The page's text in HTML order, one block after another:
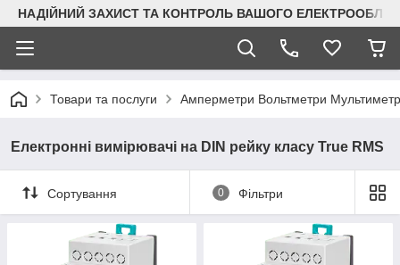
НАДІЙНИЙ ЗАХИСТ ТА КОНТРОЛЬ ВАШОГО
Товари та послуги Амперметри Вольтметри
Електронні вимірювачі на DIN рейку класу True RMS
Сортування 0 Фільтри